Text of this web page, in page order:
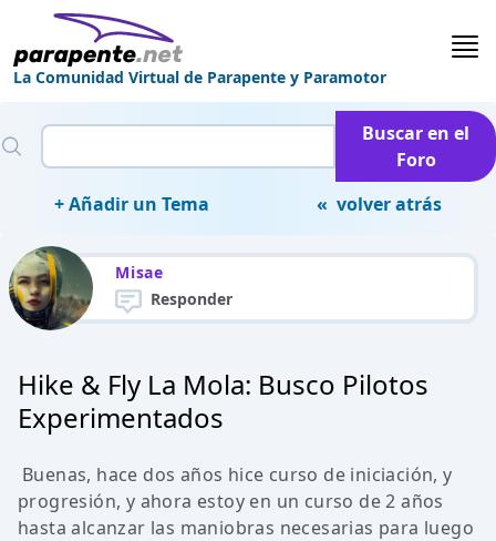
La Comunidad Virtual de Parapente y Paramotor
Buscar en el
Foro
+ Añadir un Tema
« volver atrás
Misae
Responder
Hike & Fly La Mola: Busco Pilotos
Experimentados
Buenas, hace dos años hice curso de iniciación, y
progresión, y ahora estoy en un curso de 2 años
hasta alcanzar las maniobras necesarias para luego